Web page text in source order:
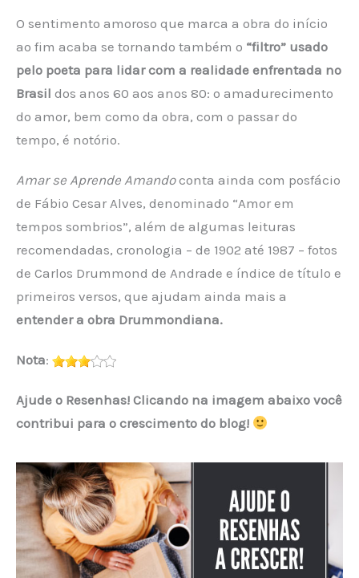
O sentimento amoroso que marca a obra do início
ao fim acaba se tornando também o “filtro” usado
pelo poeta para lidar com a realidade enfrentada no
Brasil dos anos 60 aos anos 80: o amadurecimento
do amor, bem como da obra, com o passar do
tempo, é notório.
Amar se Aprende Amandoconta ainda com posfácio
de Fábio Cesar Alves, denominado “Amor em
tempos sombrios”, além de algumas leituras
recomendadas, cronologia – de 1902 até 1987 – fotos
de Carlos Drummond de Andrade e índice de título e
primeiros versos, que ajudam ainda mais a
entender a obra Drummondiana.
Nota:
Ajude o Resenhas! Clicando na imagem abaixo você
contribui para o crescimento do blog!